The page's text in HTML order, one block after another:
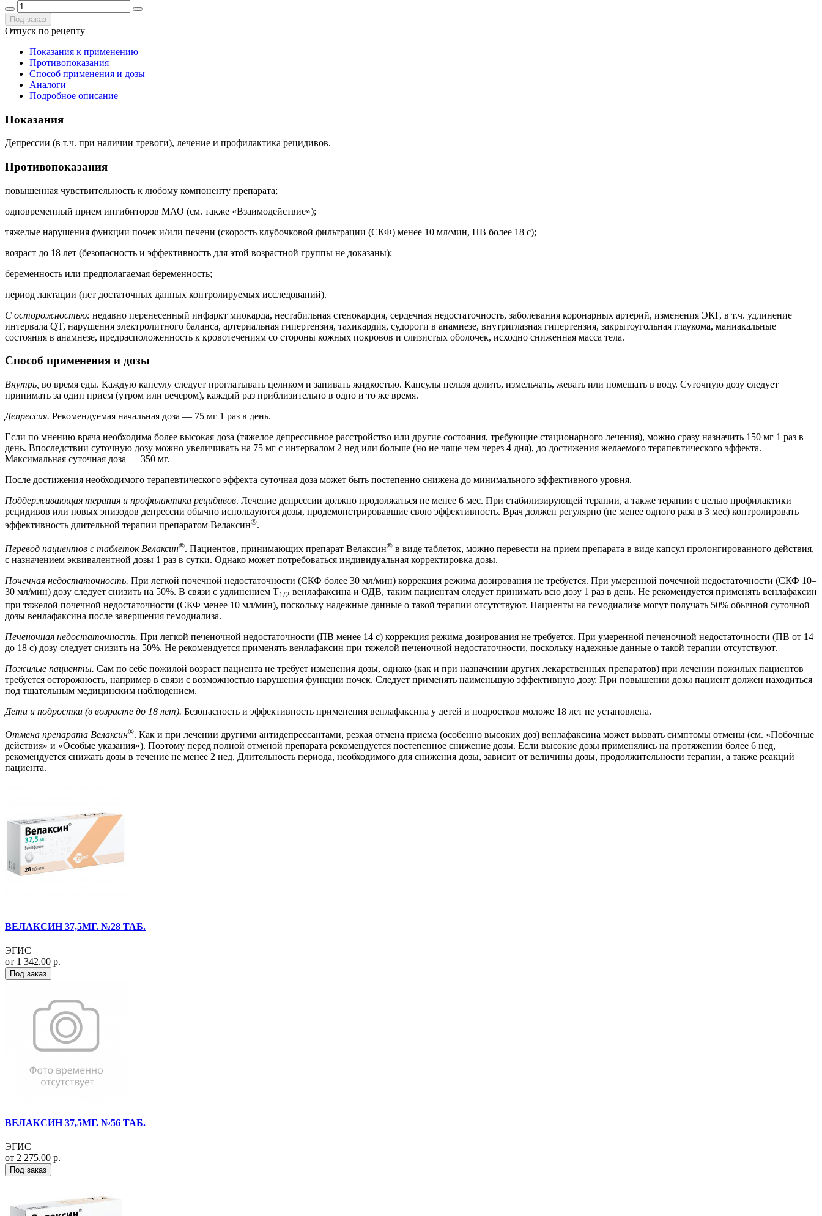
Под заказ
Отпуск по рецепту
Показания к применению
Противопоказания
Способ применения и дозы
Аналоги
Подробное описание
Показания
Депрессии (в т.ч. при наличии тревоги), лечение и профилактика рецидивов.
Противопоказания
повышенная чувствительность к любому компоненту препарата;
одновременный прием ингибиторов МАО (см. также «Взаимодействие»);
тяжелые нарушения функции почек и/или печени (скорость клубочковой фильтрации (СКФ) менее 10 мл/мин, ПВ более 18 с);
возраст до 18 лет (безопасность и эффективность для этой возрастной группы не доказаны);
беременность или предполагаемая беременность;
период лактации (нет достаточных данных контролируемых исследований).
С осторожностью: недавно перенесенный инфаркт миокарда, нестабильная стенокардия, сердечная недостаточность, заболевания коронарных артерий, изменения ЭКГ, в т.ч. удлинение
интервала QT, нарушения электролитного баланса, артериальная гипертензия, тахикардия, судороги в анамнезе, внутриглазная гипертензия, закрытоугольная глаукома, маниакальные
состояния в анамнезе, предрасположенность к кровотечениям со стороны кожных покровов и слизистых оболочек, исходно сниженная масса тела.
Способ применения и дозы
Внутрь, во время еды. Каждую капсулу следует проглатывать целиком и запивать жидкостью. Капсулы нельзя делить, измельчать, жевать или помещать в воду. Суточную дозу следует
принимать за один прием (утром или вечером), каждый раз приблизительно в одно и то же время.
Депрессия. Рекомендуемая начальная доза — 75 мг 1 раз в день.
Если по мнению врача необходима более высокая доза (тяжелое депрессивное расстройство или другие состояния, требующие стационарного лечения), можно сразу назначить 150 мг 1 раз в
день. Впоследствии суточную дозу можно увеличивать на 75 мг с интервалом 2 нед или больше (но не чаще чем через 4 дня), до достижения желаемого терапевтического эффекта.
Максимальная суточная доза — 350 мг.
После достижения необходимого терапевтического эффекта суточная доза может быть постепенно снижена до минимального эффективного уровня.
Поддерживающая терапия и профилактика рецидивов. Лечение депрессии должно продолжаться не менее 6 мес. При стабилизирующей терапии, а также терапии с целью профилактики
рецидивов или новых эпизодов депрессии обычно используются дозы, продемонстрировавшие свою эффективность. Врач должен регулярно (не менее одного раза в 3 мес) контролировать
эффективность длительной терапии препаратом Велаксин®.
Перевод пациентов с таблеток Велаксин®. Пациентов, принимающих препарат Велаксин® в виде таблеток, можно перевести на прием препарата в виде капсул пролонгированного действия,
с назначением эквивалентной дозы 1 раз в сутки. Однако может потребоваться индивидуальная корректировка дозы.
Почечная недостаточность. При легкой почечной недостаточности (СКФ более 30 мл/мин) коррекция режима дозирования не требуется. При умеренной почечной недостаточности (СКФ 10–
30 мл/мин) дозу следует снизить на 50%. В связи с удлинением T1/2 венлафаксина и ОДВ, таким пациентам следует принимать всю дозу 1 раз в день. Не рекомендуется применять венлафаксин
при тяжелой почечной недостаточности (СКФ менее 10 мл/мин), поскольку надежные данные о такой терапии отсутствуют. Пациенты на гемодиализе могут получать 50% обычной суточной
дозы венлафаксина после завершения гемодиализа.
Печеночная недостаточность. При легкой печеночной недостаточности (ПВ менее 14 с) коррекция режима дозирования не требуется. При умеренной печеночной недостаточности (ПВ от 14
до 18 с) дозу следует снизить на 50%. Не рекомендуется применять венлафаксин при тяжелой печеночной недостаточности, поскольку надежные данные о такой терапии отсутствуют.
Пожилые пациенты. Сам по себе пожилой возраст пациента не требует изменения дозы, однако (как и при назначении других лекарственных препаратов) при лечении пожилых пациентов
требуется осторожность, например в связи с возможностью нарушения функции почек. Следует применять наименьшую эффективную дозу. При повышении дозы пациент должен находиться
под тщательным медицинским наблюдением.
Дети и подростки (в возрасте до 18 лет). Безопасность и эффективность применения венлафаксина у детей и подростков моложе 18 лет не установлена.
Отмена препарата Велаксин®. Как и при лечении другими антидепрессантами, резкая отмена приема (особенно высоких доз) венлафаксина может вызвать симптомы отмены (см. «Побочные
действия» и «Особые указания»). Поэтому перед полной отменой препарата рекомендуется постепенное снижение дозы. Если высокие дозы применялись на протяжении более 6 нед,
рекомендуется снижать дозы в течение не менее 2 нед. Длительность периода, необходимого для снижения дозы, зависит от величины дозы, продолжительности терапии, а также реакций
пациента.
ВЕЛАКСИН 37,5МГ. №28 ТАБ.
ЭГИС
от 1 342.00 р.
Под заказ
ВЕЛАКСИН 37,5МГ. №56 ТАБ.
ЭГИС
от 2 275.00 р.
Под заказ